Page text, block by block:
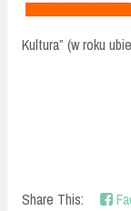
Kultura” (w roku
Share This: